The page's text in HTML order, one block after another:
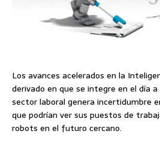
Los avances acelerados en la
derivado en que se integre en el día
sector laboral genera incertidumbre
que podrían ver sus puestos de
robots en el futuro cercano.